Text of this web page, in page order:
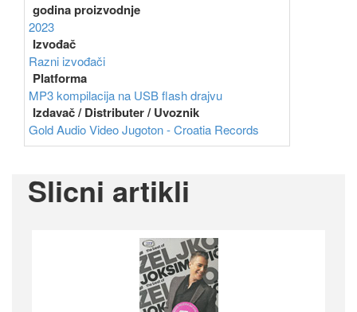
godina proizvodnje
2023
Izvođač
Razni izvođači
Platforma
MP3 kompilacija na USB flash drajvu
Izdavač / Distributer / Uvoznik
Gold Audio VideoJugoton - Croatia Records
Slicni artikli